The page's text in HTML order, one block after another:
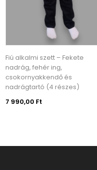
Fiú alkalmi szett – Fekete
nadrág, fehér ing,
csokornyakkendő és
nadrágtartó (4 részes)
7 990,00 Ft